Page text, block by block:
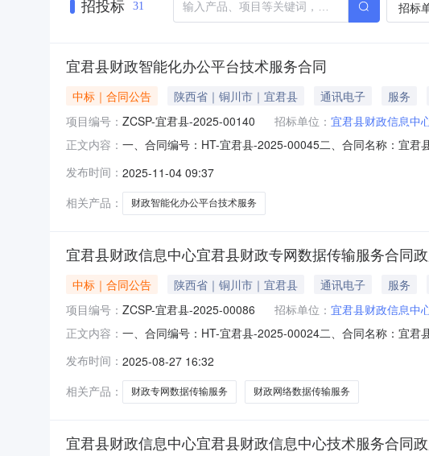
招投标 31 招标
宜君县财政智能化办公平台技术服务合同
中标｜合同公告 陕西省｜铜川市｜宜君县 通讯电子 服务
项目编号： ZCSP-宜君县-2025-00140 招标单位： 宜君县财政信息中
正文内容： 一、合同编号：HT-宜君县-2025-00045二、合同名称：宜
新区雁翔路旺座曲江E座1602室联系方式：029-86216757六
发布时间： 2025-11-04 09:37
相关产品：
财政智能化办公平台技术服务
宜君县财政信息中心宜君县财政专网数据传输服务合同
中标｜合同公告 陕西省｜铜川市｜宜君县 通讯电子 服务
项目编号： ZCSP-宜君县-2025-00086 招标单位： 宜君县财政信息中
正文内容： 一、合同编号：HT-宜君县-2025-00024二、合同名称：宜
西省铜川市宜君县联系方式：19219491108六、合同主要信
发布时间： 2025-08-27 16:32
相关产品：
财政专网数据传输服务 财政网络数据传输服务
宜君县财政信息中心宜君县财政信息中心技术服务合同